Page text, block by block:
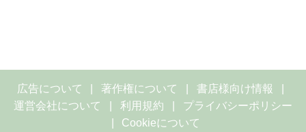
広告について 著作権について
書店様向け情報
運営会社について
利用規約
プライバシーポリシー
Cookieについて